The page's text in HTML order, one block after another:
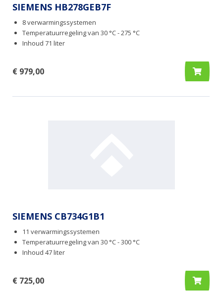
SIEMENS HB278GEB7F
8 verwarmingssystemen
Temperatuurregeling van 30 °C - 275 °C
Inhoud 71 liter
€ 979,00
SIEMENS CB734G1B1
11 verwarmingssystemen
Temperatuurregeling van 30 °C - 300 °C
Inhoud 47 liter
€ 725,00